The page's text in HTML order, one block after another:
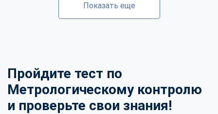
Показать еще
Пройдите тест по
Метрологическому контролю
и проверьте свои знания!